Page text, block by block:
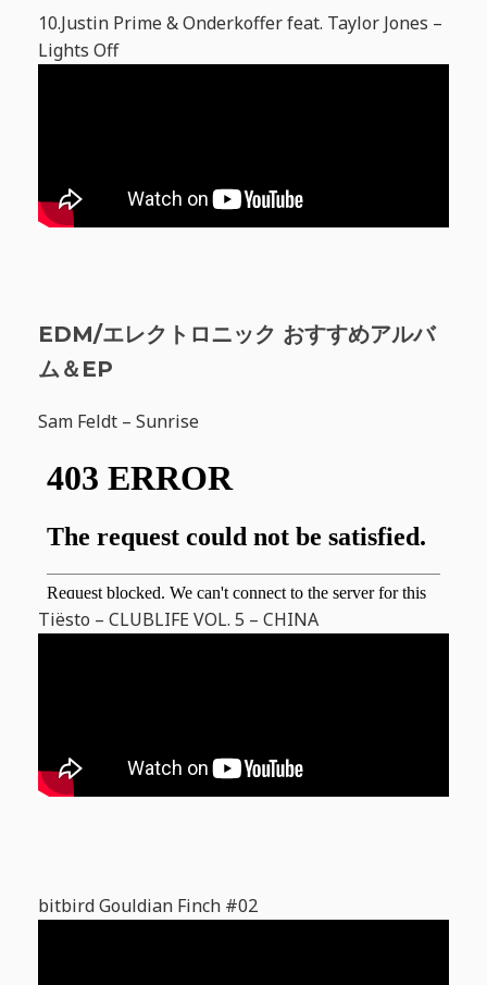
10.Justin Prime & Onderkoffer feat. Taylor Jones –
Lights Off
EDM/エレクトロニック おすすめアルバ
ム＆EP
Sam Feldt – Sunrise
Tiësto – CLUBLIFE VOL. 5 – CHINA
bitbird Gouldian Finch #02